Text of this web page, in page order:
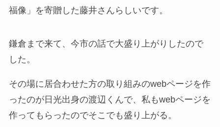
福像」を寄贈した藤井さんらしいです。
鎌倉まで来て、今市の話で大盛り上がりしたので
した。
その場に居合わせた方の取り組みのwebページを作
ったのが日光出身の渡辺くんで、私もwebページを
作ってもらったのでそこでも盛り上がる。